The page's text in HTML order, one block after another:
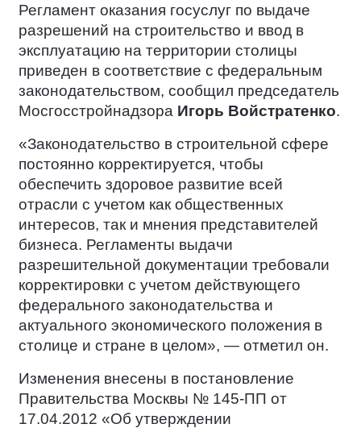
Регламент оказания госуслуг по выдаче
разрешений на строительство и ввод в
эксплуатацию на территории столицы
приведен в соответствие с федеральным
законодательством, сообщил председатель
Мосгосстройнадзора Игорь Войстратенко.
«Законодательство в строительной сфере
постоянно корректируется, чтобы
обеспечить здоровое развитие всей
отрасли с учетом как общественных
интересов, так и мнения представителей
бизнеса. Регламенты выдачи
разрешительной документации требовали
корректировки с учетом действующего
федерального законодательства и
актуального экономического положения в
столице и стране в целом», — отметил он.
Изменения внесены в постановление
Правительства Москвы № 145-ПП от
17.04.2012 «Об утверждении